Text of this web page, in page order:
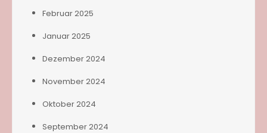
Februar 2025
Januar 2025
Dezember 2024
November 2024
Oktober 2024
September 2024